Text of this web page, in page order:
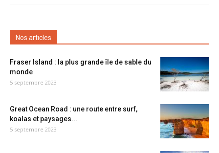
amis
Nos articles
Fraser Island : la plus grande île de sable du
monde
5 septembre 2023
Great Ocean Road : une route entre surf,
koalas et paysages...
5 septembre 2023